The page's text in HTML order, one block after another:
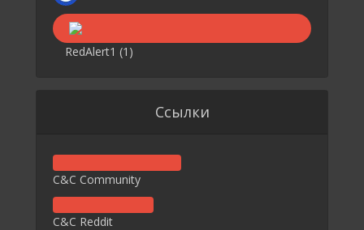
RedAlert1 (1)
Ссылки
C&C Community
C&C Reddit